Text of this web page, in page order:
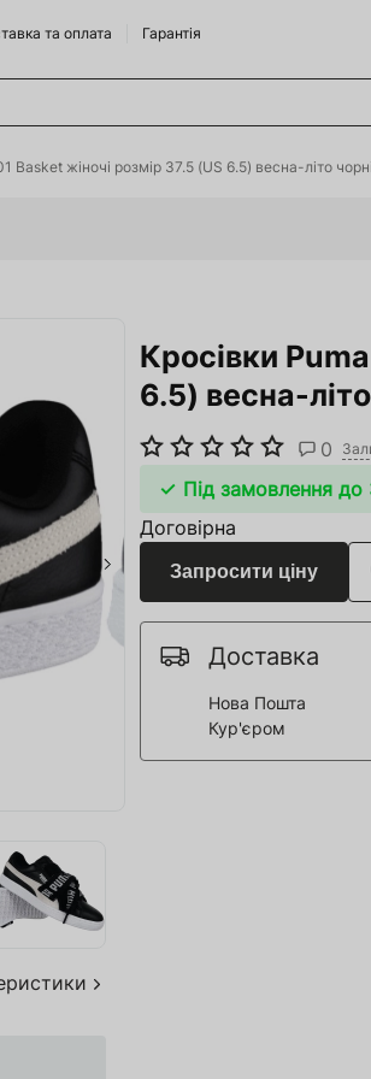
та оплата Гарантія
Сидрариї
та аксесуари
для Пивоварні
та спорт
Basket жіночі розмір 37.5 (US 6.5) весна-літо
Кросівки
6.5) весна-
0
Під замовлення до
Договірна
Запросити ціну
Доставка
Нова Пошта
Кур'єром